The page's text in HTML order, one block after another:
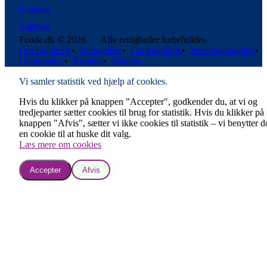
Kontakt
Sitemap
Fonde.dk © 2026 · Alle rettigheder forbeholdes
Om Fonde.dk• Betingelser• Cookiepolitik• Persondatapolitik•
Compliance• Kontakt• Sitemap
Vi samler statistik ved hjælp af cookies.
Hvis du klikker på knappen "Accepter", godkender du, at vi og
tredjeparter sætter cookies til brug for statistik. Hvis du klikker på
knappen "Afvis", sætter vi ikke cookies til statistik – vi benytter
en cookie til at huske dit valg.
Læs mere om cookies
Accepter Afvis